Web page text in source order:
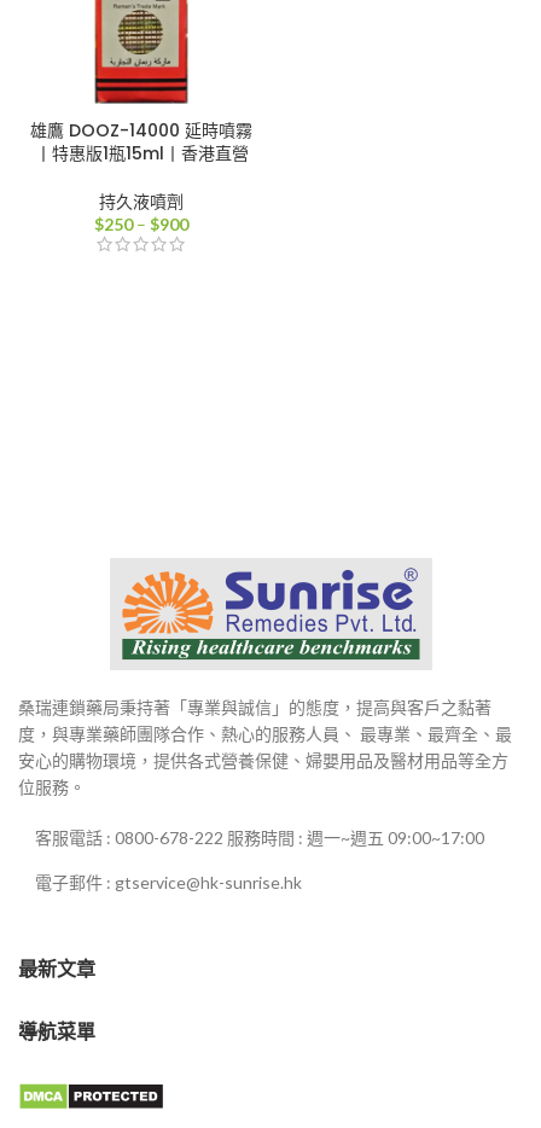
雄鷹 DOOZ-14000 延時噴霧
丨特惠版1瓶15ml丨香港直營
持久液噴劑
$250 – $900價
桑瑞連鎖藥局秉持著「專業與誠信」的態度，提高與客戶之黏著
度，與專業藥師團隊合作、熱心的服務人員、 最專業、最齊全、最
安心的購物環境，提供各式營養保健、婦嬰用品及醫材用品等全方
位服務。
客服電話 : 0800-678-222 服務時間 : 週一~週五 09:00~17:00
電子郵件 : gtservice@hk-sunrise.hk
最新文章
導航菜單